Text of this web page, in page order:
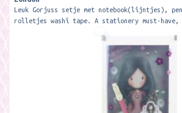
Leuk Gorjuss setje met notebook(lijntjes), pen,
rolletjes washi tape. A stationery must-